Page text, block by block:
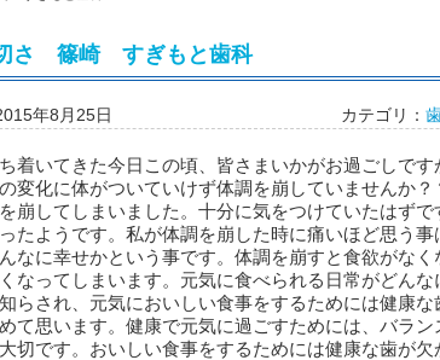
さ 篠崎 すぎもと歯科
年8月25日 カテゴリ：
着いてきた今日この頃、皆さまいかがお過ごしで
変化に体がついていけず体調を崩していませんか？
崩してしまいました。十分に気をつけていたはず
たようです。私が体調を崩した時に痛いほど思う
なに幸せかという事です。体調を崩すと食欲がな
なってしまいます。元気に食べられる日常がどんな
らされ、元気においしい食事をするためには健康な
て思います。健康で元気に過ごすためには、バラン
切です。おいしい食事をするためには健康な歯が欠